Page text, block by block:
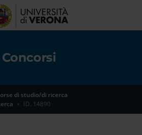
Concorsi
di studio/di ricerca
ID. 14890